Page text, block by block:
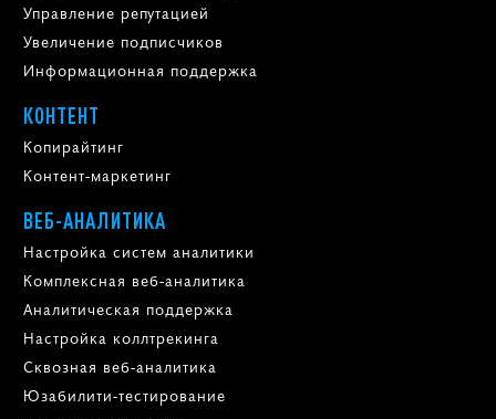
Управление репутацией
Увеличение подписчиков
Информационная поддержка
КОНТЕНТ
Копирайтинг
Контент-маркетинг
ВЕБ-АНАЛИТИКА
Настройка систем аналитики
Комплексная веб-аналитика
Аналитическая поддержка
Настройка коллтрекинга
Сквозная веб-аналитика
Юзабилити-тестирование